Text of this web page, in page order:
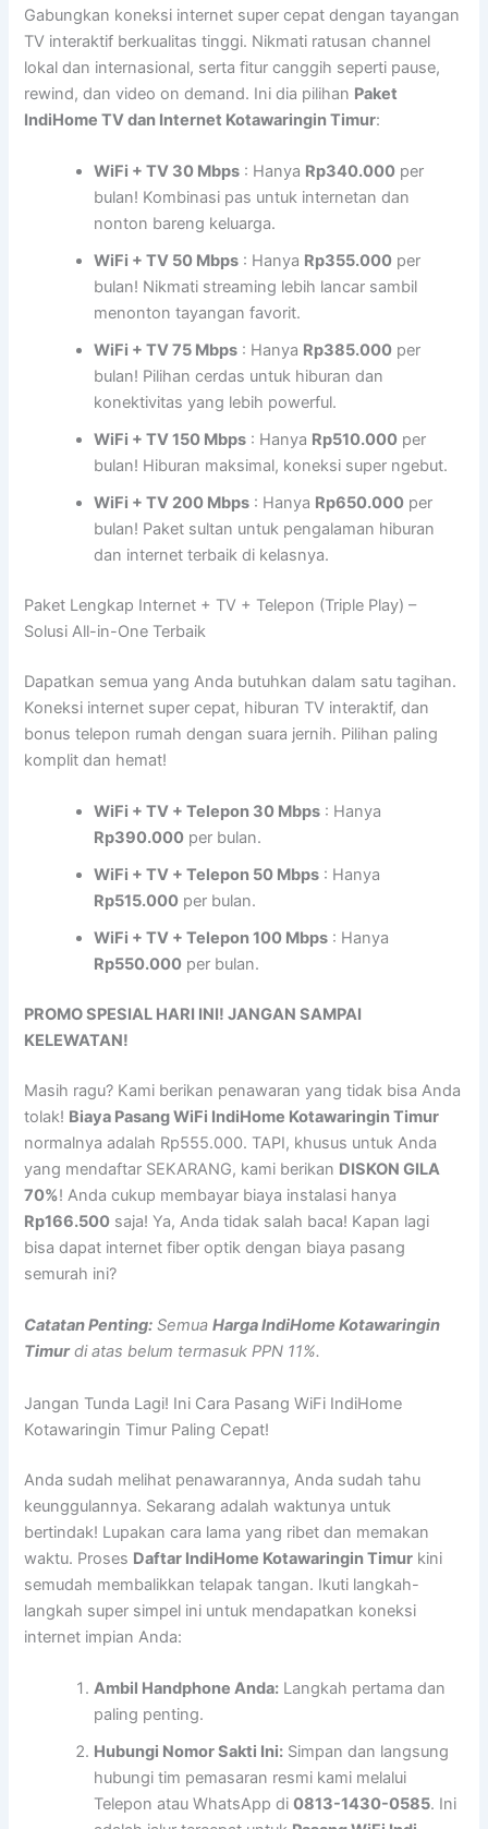
Gabungkan koneksi internet super cepat dengan tayangan
TV interaktif berkualitas tinggi. Nikmati ratusan channel
lokal dan internasional, serta fitur canggih seperti pause,
rewind, dan video on demand. Ini dia pilihan Paket
IndiHome TV dan Internet Kotawaringin Timur:
WiFi + TV 30 Mbps : Hanya Rp340.000 per
bulan! Kombinasi pas untuk internetan dan
nonton bareng keluarga.
WiFi + TV 50 Mbps : Hanya Rp355.000 per
bulan! Nikmati streaming lebih lancar sambil
menonton tayangan favorit.
WiFi + TV 75 Mbps : Hanya Rp385.000 per
bulan! Pilihan cerdas untuk hiburan dan
konektivitas yang lebih powerful.
WiFi + TV 150 Mbps : Hanya Rp510.000 per
bulan! Hiburan maksimal, koneksi super ngebut.
WiFi + TV 200 Mbps : Hanya Rp650.000 per
bulan! Paket sultan untuk pengalaman hiburan
dan internet terbaik di kelasnya.
Paket Lengkap Internet + TV + Telepon (Triple Play) –
Solusi All-in-One Terbaik
Dapatkan semua yang Anda butuhkan dalam satu tagihan.
Koneksi internet super cepat, hiburan TV interaktif, dan
bonus telepon rumah dengan suara jernih. Pilihan paling
komplit dan hemat!
WiFi + TV + Telepon 30 Mbps : Hanya
Rp390.000 per bulan.
WiFi + TV + Telepon 50 Mbps : Hanya
Rp515.000 per bulan.
WiFi + TV + Telepon 100 Mbps : Hanya
Rp550.000 per bulan.
PROMO SPESIAL HARI INI! JANGAN SAMPAI
KELEWATAN!
Masih ragu? Kami berikan penawaran yang tidak bisa Anda
tolak! Biaya Pasang WiFi IndiHome Kotawaringin Timur
normalnya adalah Rp555.000. TAPI, khusus untuk Anda
yang mendaftar SEKARANG, kami berikan DISKON GILA
70%! Anda cukup membayar biaya instalasi hanya
Rp166.500 saja! Ya, Anda tidak salah baca! Kapan lagi
bisa dapat internet fiber optik dengan biaya pasang
semurah ini?
Catatan Penting: SemuaHarga IndiHome Kotawaringin
Timurdi atas belum termasuk PPN 11%.
Jangan Tunda Lagi! Ini Cara Pasang WiFi IndiHome
Kotawaringin Timur Paling Cepat!
Anda sudah melihat penawarannya, Anda sudah tahu
keunggulannya. Sekarang adalah waktunya untuk
bertindak! Lupakan cara lama yang ribet dan memakan
waktu. Proses Daftar IndiHome Kotawaringin Timur kini
semudah membalikkan telapak tangan. Ikuti langkah-
langkah super simpel ini untuk mendapatkan koneksi
internet impian Anda:
Ambil Handphone Anda: Langkah pertama dan
paling penting.
Hubungi Nomor Sakti Ini: Simpan dan langsung
hubungi tim pemasaran resmi kami melalui
Telepon atau WhatsApp di0813-1430-0585. Ini